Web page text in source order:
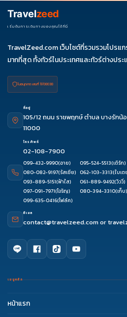
ทุกวัน ตลอด
Travelzeed
เริ่มต้นการเดินทางของคุณได้ที่นี่
TravelZeed.com เว็บไซต์ที่รวมรวมโปรแ
มากที่สุด ทั้งทัวร์ในประเทศและทัวร์ต่างประ
ใบอนุญาต เลขที่ 11/08038
ที่อยู่
105/12 ถนน ราชพฤกษ์ ตำบล บางรักน้
11000
โทรศัพท์
02-108-7900
099-432-9990(อาย) 095-524-5513(เติร์ก)
080-082-9197(รัสเซีย) 062-103-3313(ใบเต
093-889-5151(ฟ้าใส) 061-889-9492(วิววี่)
097-091-7971(โจริญ) 080-394-3310(เก็บ)
099-635-0416(โฟล์ค)
อีเมล
contact@travelzeed.comor
เมนูหลัก
หน้าแรก